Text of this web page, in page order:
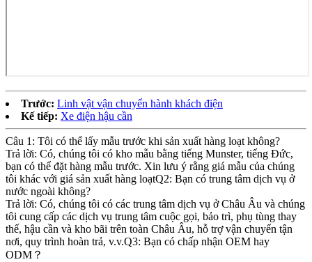
Trước: Linh vật vận chuyển hành khách điện
Kế tiếp: Xe điện hậu cần
Câu 1: Tôi có thể lấy mẫu trước khi sản xuất hàng loạt không?
Trả lời: Có, chúng tôi có kho mẫu bằng tiếng Munster, tiếng Đức,
bạn có thể đặt hàng mẫu trước. Xin lưu ý rằng giá mẫu của chúng
tôi khác với giá sản xuất hàng loạtQ2: Bạn có trung tâm dịch vụ ở
nước ngoài không?
Trả lời: Có, chúng tôi có các trung tâm dịch vụ ở Châu Âu và chúng
tôi cung cấp các dịch vụ trung tâm cuộc gọi, bảo trì, phụ tùng thay
thế, hậu cần và kho bãi trên toàn Châu Âu, hỗ trợ vận chuyển tận
nơi, quy trình hoàn trả, v.v.Q3: Bạn có chấp nhận OEM hay
ODM？